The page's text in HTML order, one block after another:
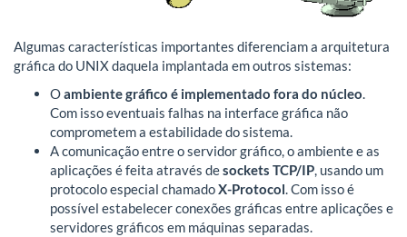
Algumas características importantes diferenciam a arquitetura
gráfica do UNIX daquela implantada em outros sistemas:
Oambiente gráfico é implementado fora do núcleo.
Com isso eventuais falhas na interface gráfica não
comprometem a estabilidade do sistema.
A comunicação entre o servidor gráfico, o ambiente e as
aplicações é feita através desockets TCP/IP, usando um
protocolo especial chamadoX-Protocol. Com isso é
possível estabelecer conexões gráficas entre aplicações e
servidores gráficos em máquinas separadas.